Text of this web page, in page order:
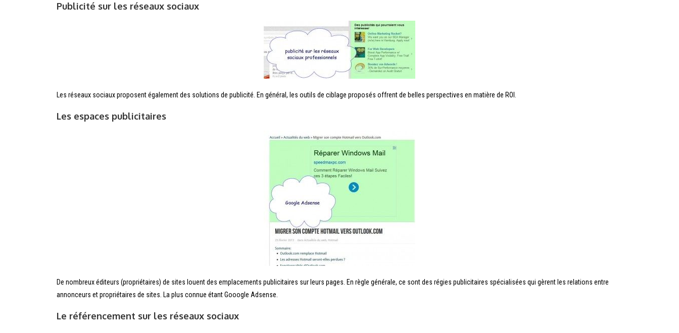
Publicité sur les réseaux sociaux
Les réseaux sociaux proposent également des solutions de publicité. En général, les outils de ciblage proposés offrent de belles perspectives en matière de ROI.
Les espaces publicitaires
De nombreux éditeurs (propriétaires) de sites louent des emplacements publicitaires sur leurs pages. En règle générale, ce sont des régies publicitaires spécialisées qui gèrent les relations entre
annonceurs et propriétaires de sites. La plus connue étant Gooogle Adsense.
Le référencement sur les réseaux sociaux